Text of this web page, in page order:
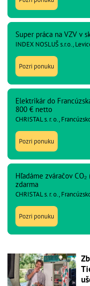
Super práca na VZV v
INDEX NOSLUŠ s.r.o.,
Pozri ponuku
Elektrikár do
800 € netto
CHRISTAL s. r. o.,
Pozri ponuku
Hľadáme zváračov
zdarma
CHRISTAL s. r. o.,
Pozri ponuku